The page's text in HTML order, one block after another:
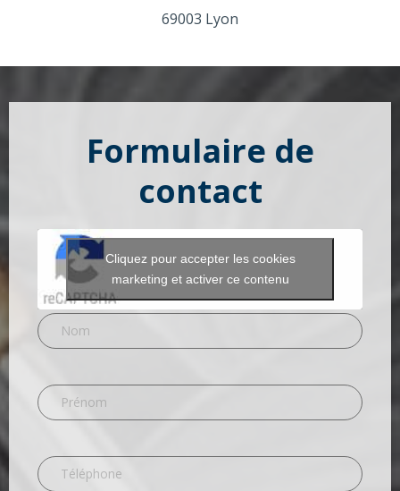
69003 Lyon
Formulaire de
contact
Cliquez pour accepter les cookies
marketing et activer ce contenu